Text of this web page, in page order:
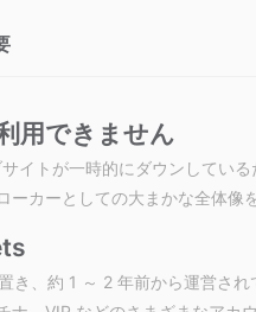
用できません
イトが一時的にダウンしてい
ーカーとしての大まかな全体像
き、約 1 ～ 2 年前から運営さ